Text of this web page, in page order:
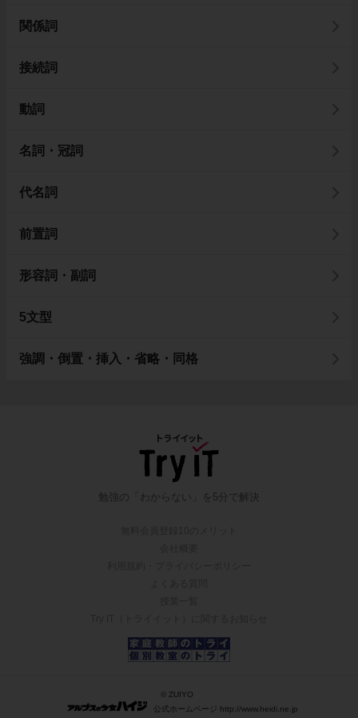
関係詞
接続詞
動詞
名詞・冠詞
代名詞
前置詞
形容詞・副詞
5文型
強調・倒置・挿入・省略・同格
勉強の「わからない」を5分で解決
© ZUIYO
公式ホームページ http://www.heidi.ne.jp